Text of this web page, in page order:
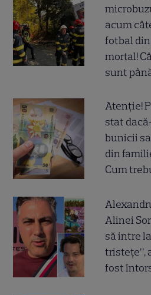
acum
fotbal
mortal!
sunt
Atenție!
stat
bunicii
din
Cum
Alinei
să intre
tristețe”,
fost